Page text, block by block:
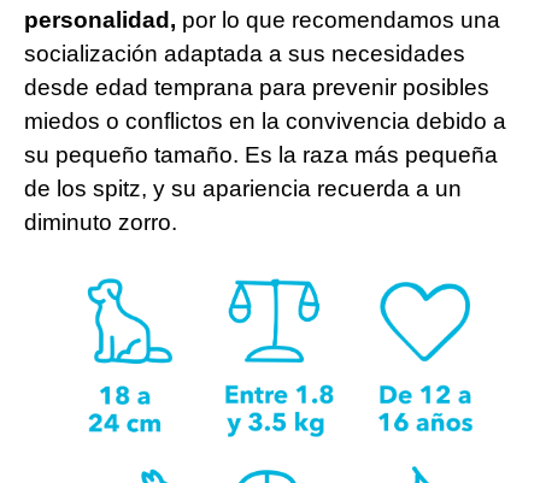
personalidad, por lo que recomendamos una
socialización adaptada a sus necesidades
desde edad temprana para prevenir posibles
miedos o conflictos en la convivencia debido a
su pequeño tamaño. Es la raza más pequeña
de los spitz, y su apariencia recuerda a un
diminuto zorro.